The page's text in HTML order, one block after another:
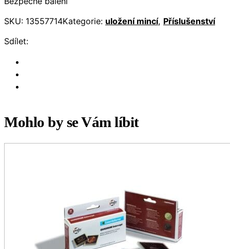
SKU: 13557714Kategorie: uložení mincí, Příslušenství
Sdílet:
Mohlo by se Vám líbit